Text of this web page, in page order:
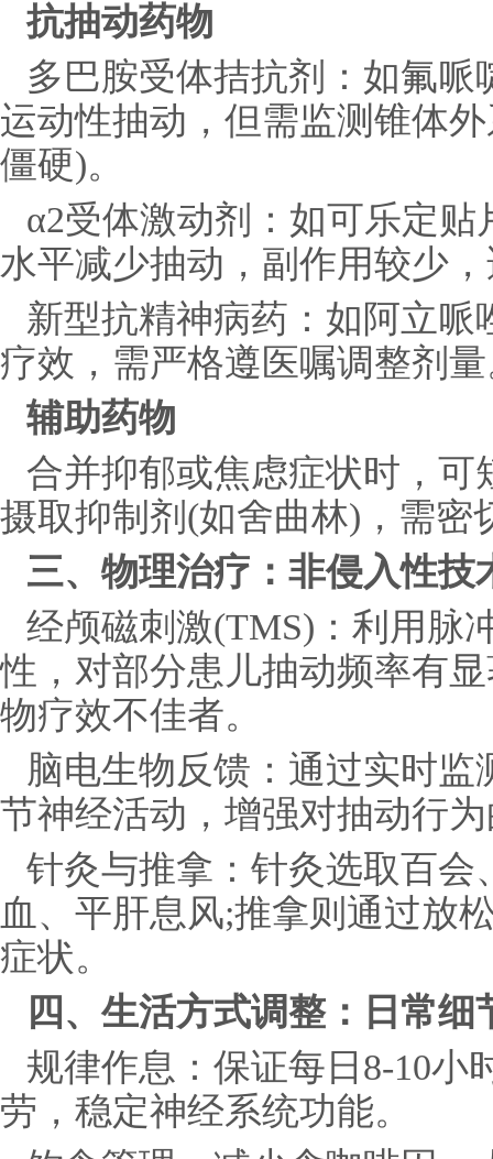
抗抽动药物
多巴胺受体拮抗剂：如氟
运动性抽动，但需监测锥体
僵硬)。
α2受体激动剂：如可乐定
水平减少抽动，副作用较少
新型抗精神病药：如阿立
疗效，需严格遵医嘱调整剂
辅助药物
合并抑郁或焦虑症状时，可
摄取抑制剂(如舍曲林)，需密
三、物理治疗：非侵入性技
经颅磁刺激(TMS)：利用脉
性，对部分患儿抽动频率有
物疗效不佳者。
脑电生物反馈：通过实时
节神经活动，增强对抽动行
针灸与推拿：针灸选取百会
血、平肝息风;推拿则通过放
症状。
四、生活方式调整：日常细
规律作息：保证每日8-10小
劳，稳定神经系统功能。